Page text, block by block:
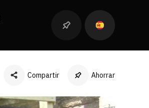
Compartir
Facebook
Ahorrar